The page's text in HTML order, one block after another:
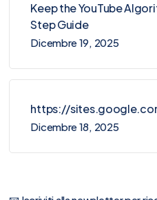
Keep the YouTube
Step Guide
Dicembre 19, 2025
https://
Dicembre 18, 2025